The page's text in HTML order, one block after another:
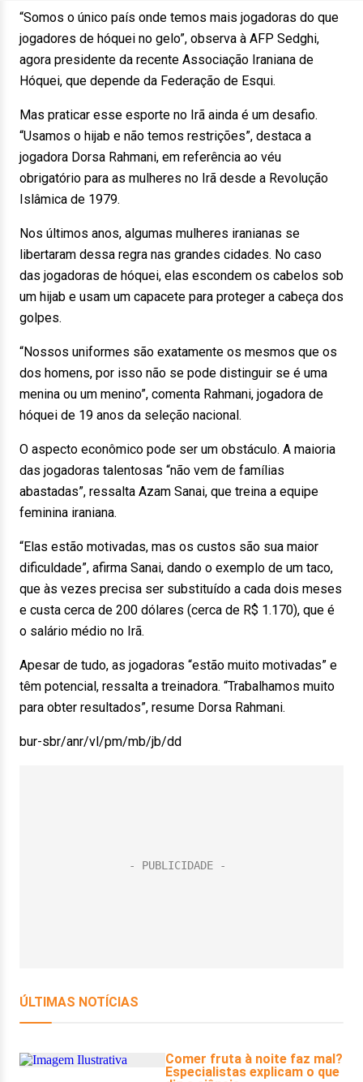
“Somos o único país onde temos mais jogadoras do que
jogadores de hóquei no gelo”, observa à AFP Sedghi,
agora presidente da recente Associação Iraniana de
Hóquei, que depende da Federação de Esqui.
Mas praticar esse esporte no Irã ainda é um desafio.
“Usamos o hijab e não temos restrições”, destaca a
jogadora Dorsa Rahmani, em referência ao véu
obrigatório para as mulheres no Irã desde a Revolução
Islâmica de 1979.
Nos últimos anos, algumas mulheres iranianas se
libertaram dessa regra nas grandes cidades. No caso
das jogadoras de hóquei, elas escondem os cabelos sob
um hijab e usam um capacete para proteger a cabeça dos
golpes.
“Nossos uniformes são exatamente os mesmos que os
dos homens, por isso não se pode distinguir se é uma
menina ou um menino”, comenta Rahmani, jogadora de
hóquei de 19 anos da seleção nacional.
O aspecto econômico pode ser um obstáculo. A maioria
das jogadoras talentosas “não vem de famílias
abastadas”, ressalta Azam Sanai, que treina a equipe
feminina iraniana.
“Elas estão motivadas, mas os custos são sua maior
dificuldade”, afirma Sanai, dando o exemplo de um taco,
que às vezes precisa ser substituído a cada dois meses
e custa cerca de 200 dólares (cerca de R$ 1.170), que é
o salário médio no Irã.
Apesar de tudo, as jogadoras “estão muito motivadas” e
têm potencial, ressalta a treinadora. “Trabalhamos muito
para obter resultados”, resume Dorsa Rahmani.
bur-sbr/anr/vl/pm/mb/jb/dd